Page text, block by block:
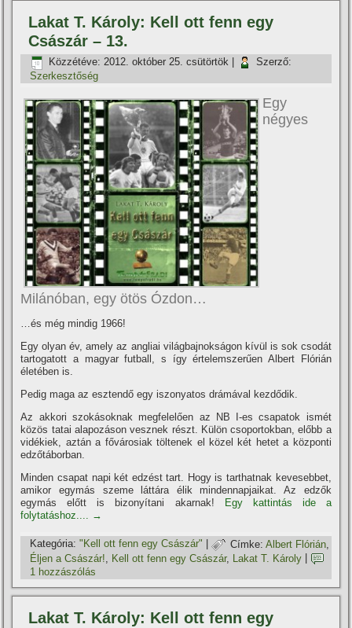
Lakat T. Károly: Kell ott fenn egy
Császár – 13.
Közzétéve: 2012. október 25. csütörtök
Szerző:
Szerkesztőség
Egy
négyes
Milánóban, egy ötös Ózdon…
…és még mindig 1966!
Egy olyan év, amely az angliai világbajnokságon kí­vül is sok csodát
tartogatott a magyar futball, s í­gy értelemszerűen Albert Flórián
életében is.
Pedig maga az esztendő egy iszonyatos drámával kezdődik.
Az akkori szokásoknak megfelelően az NB I-es csapatok ismét
közös tatai alapozáson vesznek részt. Külön csoportokban, előbb a
vidékiek, aztán a fővárosiak töltenek el közel két hetet a központi
edzőtáborban.
Minden csapat napi két edzést tart. Hogy is tarthatnak kevesebbet,
amikor egymás szeme láttára élik mindennapjaikat. Az edzők
egymás előtt is bizonyí­tani akarnak!
Egy kattintás ide a
folytatáshoz.... →
Kategória: "Kell ott fenn egy Császár" | Címke: Albert Flórián
Éljen a Császár!
Kell ott fenn egy Császár, Lakat T. Károly
1 hozzászólás
Lakat T. Károly: Kell ott fenn egy